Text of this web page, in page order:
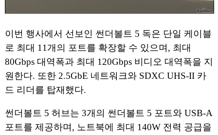
이번 행사에서 선보인 썬더볼트 5 독은 단일 케이블
로 최대 11개의 포트를 확장할 수 있으며, 최대
80Gbps 대역폭과 최대 120Gbps 비디오 대역폭을 지
원한다. 또한 2.5GbE 네트워크와 SDXC UHS-II 카
드 리더를 탑재했다.
썬더볼트 5 허브는 3개의 썬더볼트 5 포트와 USB-A
포트를 제공하며, 노트북에 최대 140W 전력 공급을